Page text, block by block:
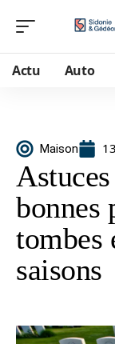
Actu Auto
Maison
bonnes
tombes
saisons